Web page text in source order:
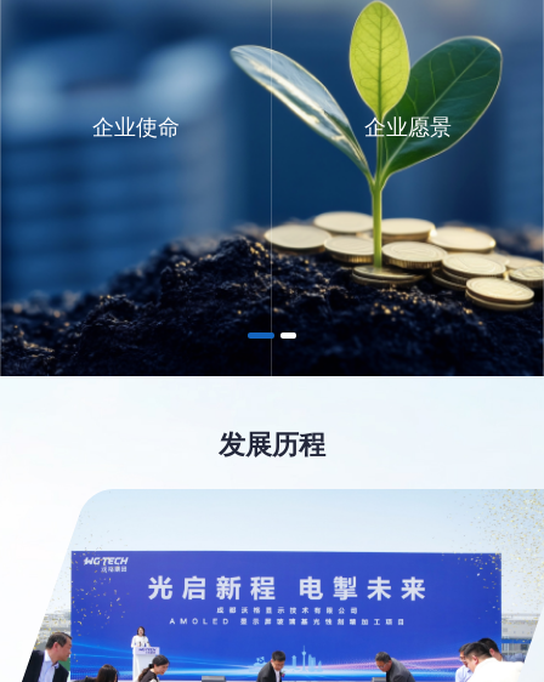
企业使命 企业愿景
成为光电行业具有国际影
响力的企业
发展历程